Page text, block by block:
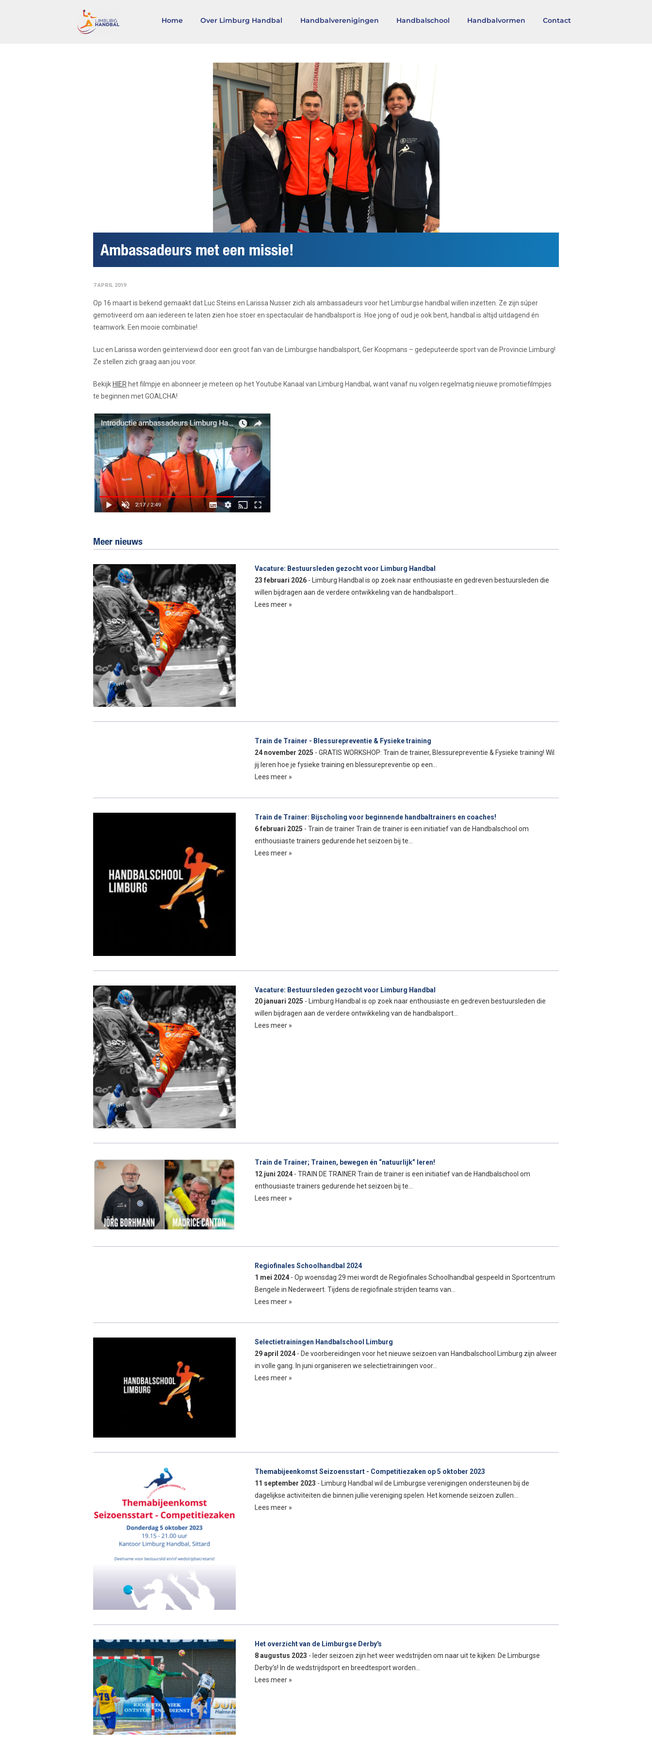
Home Over Limburg Handbal Handbalverenigingen Handbalschool Handbalvormen Contact
Ambassadeurs met een missie!
7 APRIL 2019
Op 16 maart is bekend gemaakt dat Luc Steins en Larissa Nusser zich als ambassadeurs voor het Limburgse handbal willen inzetten. Ze zijn súper
gemotiveerd om aan iedereen te laten zien hoe stoer en spectaculair de handbalsport is. Hoe jong of oud je ook bent, handbal is altijd uitdagend én
teamwork. Een mooie combinatie!
Luc en Larissa worden geïnterviewd door een groot fan van de Limburgse handbalsport, Ger Koopmans – gedeputeerde sport van de Provincie Limburg!
Ze stellen zich graag aan jou voor.
Bekijk HIER het filmpje en abonneer je meteen op het Youtube Kanaal van Limburg Handbal, want vanaf nu volgen regelmatig nieuwe promotiefilmpjes
te beginnen met GOALCHA!
Meer nieuws
Vacature: Bestuursleden gezocht voor Limburg Handbal
23 februari 2026 - Limburg Handbal is op zoek naar enthousiaste en gedreven bestuursleden die
willen bijdragen aan de verdere ontwikkeling van de handbalsport…
Lees meer »
Train de Trainer - Blessurepreventie & Fysieke training
24 november 2025 - GRATIS WORKSHOP: Train de trainer, Blessurepreventie & Fysieke training! Wil
jij leren hoe je fysieke training en blessurepreventie op een…
Lees meer »
Train de Trainer: Bijscholing voor beginnende handbaltrainers en coaches!
6 februari 2025 - Train de trainer Train de trainer is een initiatief van de Handbalschool om
enthousiaste trainers gedurende het seizoen bij te…
Lees meer »
Vacature: Bestuursleden gezocht voor Limburg Handbal
20 januari 2025 - Limburg Handbal is op zoek naar enthousiaste en gedreven bestuursleden die
willen bijdragen aan de verdere ontwikkeling van de handbalsport…
Lees meer »
Train de Trainer; Trainen, bewegen én “natuurlijk” leren!
12 juni 2024 - TRAIN DE TRAINER Train de trainer is een initiatief van de Handbalschool om
enthousiaste trainers gedurende het seizoen bij te…
Lees meer »
Regiofinales Schoolhandbal 2024
1 mei 2024 - Op woensdag 29 mei wordt de Regiofinales Schoolhandbal gespeeld in Sportcentrum
Bengele in Nederweert. Tijdens de regiofinale strijden teams van…
Lees meer »
Selectietrainingen Handbalschool Limburg
29 april 2024 - De voorbereidingen voor het nieuwe seizoen van Handbalschool Limburg zijn alweer
in volle gang. In juni organiseren we selectietrainingen voor…
Lees meer »
Themabijeenkomst Seizoensstart - Competitiezaken op 5 oktober 2023
11 september 2023 - Limburg Handbal wil de Limburgse verenigingen ondersteunen bij de
dagelijkse activiteiten die binnen jullie vereniging spelen. Het komende seizoen zullen…
Lees meer »
Het overzicht van de Limburgse Derby's
8 augustus 2023 - Ieder seizoen zijn het weer wedstrijden om naar uit te kijken: De Limburgse
Derby’s! In de wedstrijdsport en breedtesport worden…
Lees meer »